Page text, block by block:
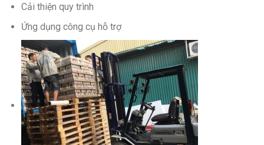
Cải thiện quy trình
Ứng dụng công cụ hỗ trợ